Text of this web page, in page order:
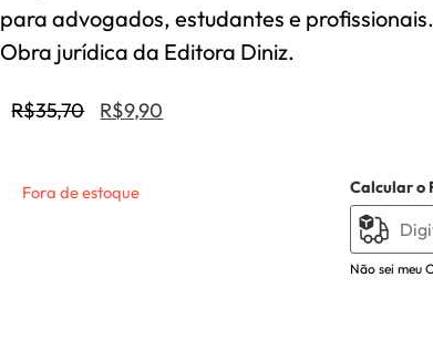
para advogados, estudantes e profissionais.
Obra jurídica da Editora Diniz.
R$35,70 R$9,90
Fora de estoque Calcular o
Não sei meu